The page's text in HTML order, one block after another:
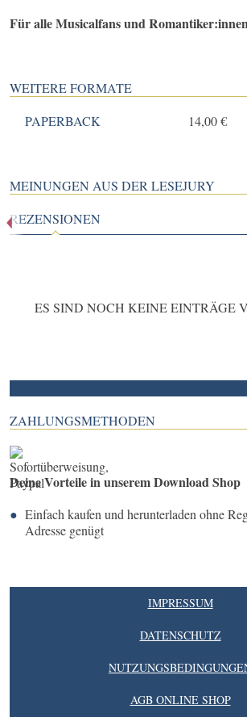
Für alle Musicalfans und
WEITERE FORMATE
PAPERBACK
14,00 €
MEINUNGEN AUS DER LESEJURY
REZENSIONEN
ES SIND NOCH KEINE EINTRÄGE
ZAHLUNGSMETHODEN
Deine Vorteile in unserem Download Shop
Einfach kaufen und herunterladen ohne
Adresse genügt
IMPRESSUM
DATENSCHUTZ
AGB ONLINE SHOP